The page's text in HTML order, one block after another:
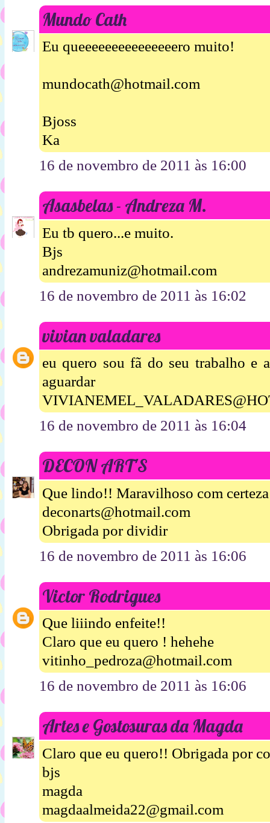
Mundo Cath
Eu queeeeeeeeeeeeeeero muito!
mundocath@hotmail.com
Bjoss
Ka
16 de novembro de 2011 às 16:00
Asasbelas - Andreza M.
Eu tb quero...e muito.
Bjs
andrezamuniz@hotmail.com
16 de novembro de 2011 às 16:02
vivian valadares
eu quero sou fã do seu trabalho e
aguardar
16 de novembro de 2011 às 16:04
DECON ART'S
Que lindo!! Maravilhoso com
deconarts@hotmail.com
Obrigada por dividir
16 de novembro de 2011 às 16:06
Victor Rodrigues
Que liiindo enfeite!!
Claro que eu quero ! hehehe
vitinho_pedroza@hotmail.com
16 de novembro de 2011 às 16:06
Artes e Gostosuras da Magda
Claro que eu quero!! Obrigada por
bjs
magda
magdaalmeida22@gmail.com